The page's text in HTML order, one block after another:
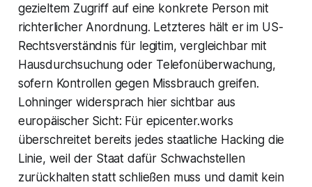
gezieltem Zugriff auf eine konkrete Person mit
richterlicher Anordnung. Letzteres hält er im US-
Rechtsverständnis für legitim, vergleichbar mit
Hausdurchsuchung oder Telefonüberwachung,
sofern Kontrollen gegen Missbrauch greifen.
Lohninger widersprach hier sichtbar aus
europäischer Sicht: Für epicenter.works
überschreitet bereits jedes staatliche Hacking die
Linie, weil der Staat dafür Schwachstellen
zurückhalten statt schließen muss und damit kein